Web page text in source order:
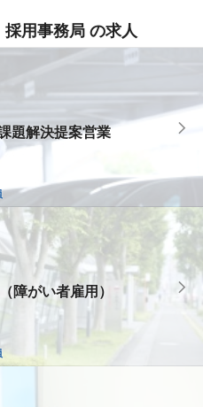
用事務局 の求人
題解決提案営業
障がい者雇用）